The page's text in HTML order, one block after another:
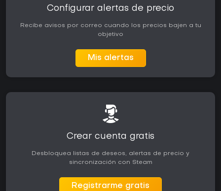
Configurar alertas de precio
Recibe avisos por correo cuando los precios bajen a tu
objetivo
Mis alertas
Crear cuenta gratis
Desbloquea listas de deseos, alertas de precio y
sincronización con Steam
Registrarme gratis